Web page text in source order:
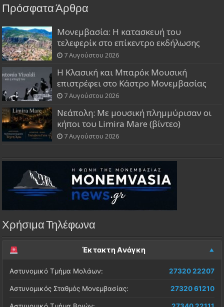
Πρόσφατα Άρθρα
Μονεμβασία: Η κατασκευή του
τελεφερίκ στο επίκεντρο εκδήλωσης
7 Αυγούστου 2026
Η Κλασική και Μπαρόκ Μουσική
επιστρέφει στο Κάστρο Μονεμβασίας
7 Αυγούστου 2026
Νεάπολη: Με μουσική πλημμύρισαν οι
κήποι του Limira Mare (βίντεο)
7 Αυγούστου 2026
Χρήσιμα Τηλέφωνα
Έκτακτη Ανάγκη
Αστυνομικό Τμήμα Μολάων: 27320 22207
Αστυνομικός Σταθμός Μονεμβασίας: 27320 61210